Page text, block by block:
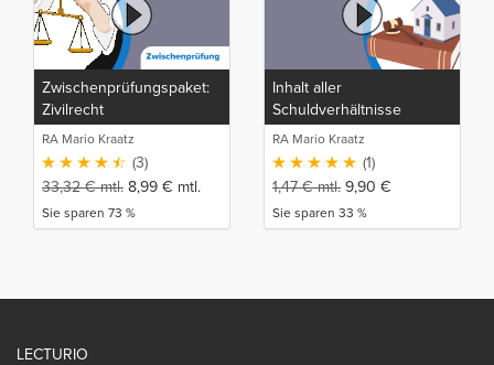
Zwischenprüfungspaket:
Zivilrecht
RA Mario Kraatz
(3)
33,32€mtl. 8,99 € mtl.
Sie sparen 73 %
Inhalt aller
Schuldverhältnisse
RA Mario Kraatz
(1)
1,47€mtl. 9,90 €
Sie sparen 33 %
LECTURIO